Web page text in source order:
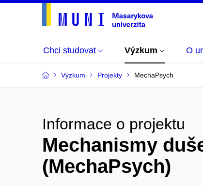
Chci studovat Výzkum O
Výzkum Projekty MechaPsych
Informace o projektu
Mechanismy
(MechaPsych)